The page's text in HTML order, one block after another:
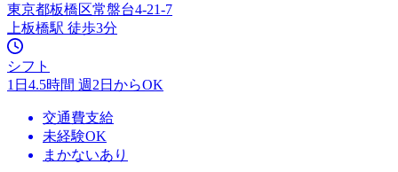
東京都板橋区常盤台4-21-7
上板橋駅 徒歩3分
シフト
1日4.5時間 週2日からOK
交通費支給
未経験OK
まかないあり